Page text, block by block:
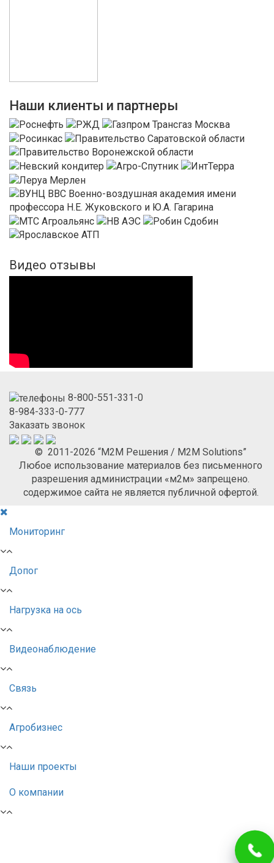
Наши клиенты и партнеры
Видео отзывы
8-800-551-331-0
8-984-333-0-777
Заказать звонок
© 2011-2026 “М2М Решения / M2M Solutions”
Любое использование материалов без письменного
разрешения администрации «м2м» запрещено.
содержимое сайта не является публичной офертой.
Мониторинг
Допог
Нагрузка на ось
Видеонаблюдение
Связь
Агробизнес
Наши проекты
О компании